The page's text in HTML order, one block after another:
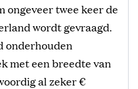
ongeveer twee keer de
wordt gevraagd.
onderhouden
met een breedte van
al zeker €